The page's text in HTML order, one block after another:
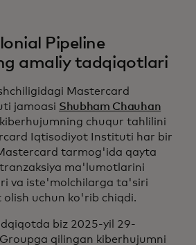
Pipeline
amaliy tadqiqotlari
Mastercard
jamoasi Shubham Chauhan
chuqur tahlilini
Iqtisodiyot Instituti har bir
tarmog'ida qayta
ma'lumotlarini
va iste'molchilarga ta'siri
uchun ko'rib chiqdi.
biz 2025-yil 29-
qilingan kiberhujumni